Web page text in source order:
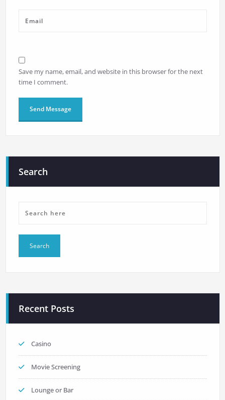
Save my name, email, and website in this browser for the next
time I comment.
Search
Recent Posts
Casino
Movie Screening
Lounge or Bar